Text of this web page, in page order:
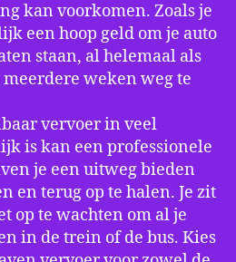
kan voorkomen. Zoals je
een hoop geld om je auto
staan, al helemaal als
weken weg te
vervoer in veel
is kan een professionele
je een uitweg bieden
en terug op te halen. Je zit
op te wachten om al je
in de trein of de bus. Kies